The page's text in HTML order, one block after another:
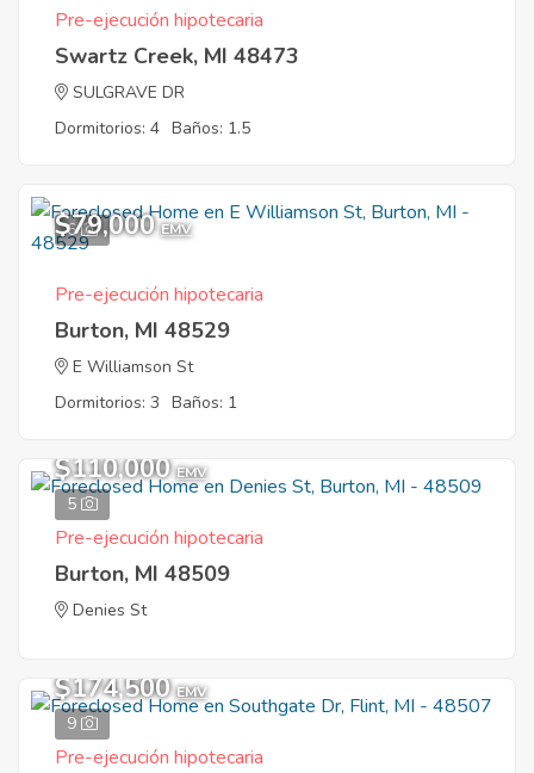
Pre-ejecución hipotecaria
Swartz Creek, MI 48473
SULGRAVE DR
Dormitorios: 4 Baños: 1.5
6
$79,000 EMV
Pre-ejecución hipotecaria
Burton, MI 48529
E Williamson St
Dormitorios: 3 Baños: 1
5
$110,000 EMV
Pre-ejecución hipotecaria
Burton, MI 48509
Denies St
9
$174,500 EMV
Pre-ejecución hipotecaria